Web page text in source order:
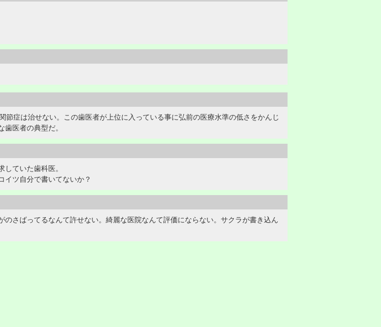
症は治せない。この歯医者が上位に入っている事に弘前の医療水準の低さをかんじ
歯医者の典型だ。
ていた歯科医。
イツ自分で書いてないか？
さばってるなんて許せない。綺麗な医院なんて評価にならない。サクラが書き込ん